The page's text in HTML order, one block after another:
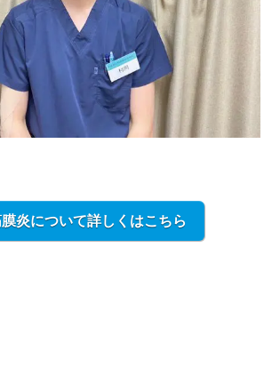
炎について詳しくはこちら